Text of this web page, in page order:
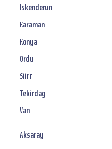
Iskenderun
Karaman
Konya
Ordu
Siirt
Tekirdag
Van
Aksaray